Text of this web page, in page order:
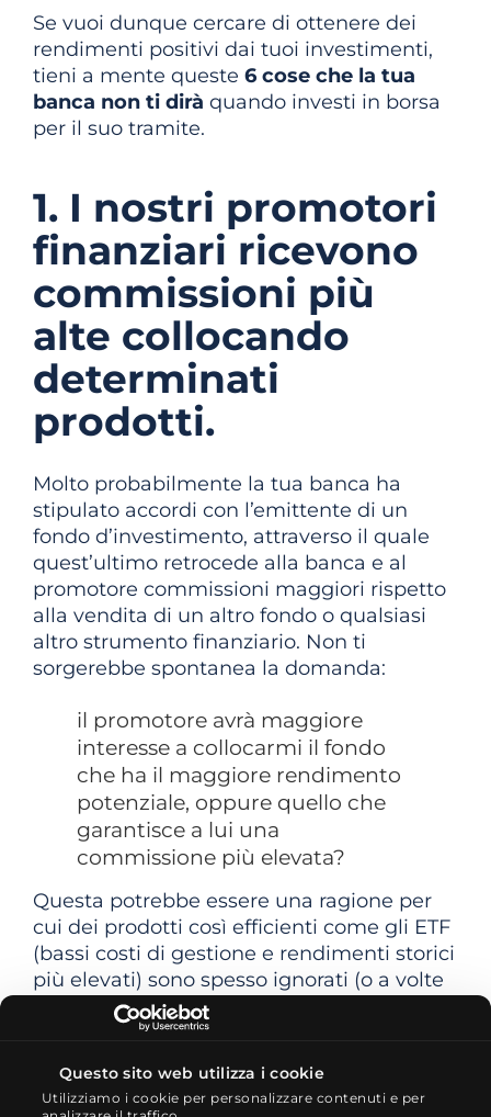
Questo sito web utilizza i cookie
Utilizziamo i cookie per personalizzare contenuti e per
Se vuoi dunque cercare di ottenere dei
rendimenti positivi dai tuoi investimenti,
tieni a mente queste 6 cose che la tua
banca non ti dirà quando investi in borsa
per il suo tramite.
1. I nostri promotori
finanziari ricevono
commissioni più
alte collocando
determinati
prodotti.
Molto probabilmente la tua banca ha
stipulato accordi con l’emittente di un
fondo d’investimento, attraverso il quale
quest’ultimo retrocede alla banca e al
promotore commissioni maggiori rispetto
alla vendita di un altro fondo o qualsiasi
altro strumento finanziario. Non ti
sorgerebbe spontanea la domanda:
il promotore avrà maggiore
interesse a collocarmi il fondo
che ha il maggiore rendimento
potenziale, oppure quello che
garantisce a lui una
commissione più elevata?
Questa potrebbe essere una ragione per
cui dei prodotti così efficienti come gli ETF
(bassi costi di gestione e rendimenti storici
più elevati) sono spesso ignorati (o a volte
addirittura demonizzati) presso la tua
filiale di banca.
2. Le nostre commissioni di negoziazione
possono erodere i tuoi rendimenti